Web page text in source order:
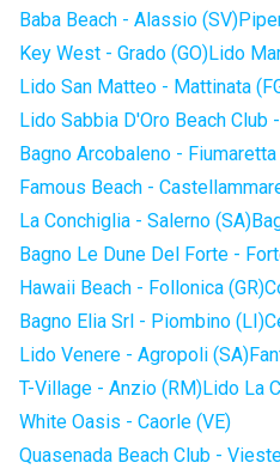
Baba Beach - Alassio (SV)
Key West - Grado (GO)Lido
Lido San Matteo - Mattinata
Lido Sabbia D'Oro Beach Club
Bagno Arcobaleno -
Famous Beach -
La Conchiglia - Salerno (SA)
Bagno Le Dune Del Forte -
Hawaii Beach - Follonica (GR)
Bagno Elia Srl - Piombino (LI)
Lido Venere - Agropoli (SA)
T-Village - Anzio (RM)Lido La
White Oasis - Caorle (VE)
Quasenada Beach Club -